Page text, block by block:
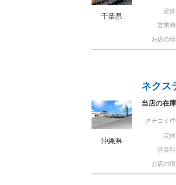
千葉県
定休
営業時
お店の
沖縄県
ネクス
当店の在
クチコミ
定休
営業時
お店の